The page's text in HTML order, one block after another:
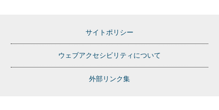
サイトポリシー
ウェブアクセシビリティについて
外部リンク集